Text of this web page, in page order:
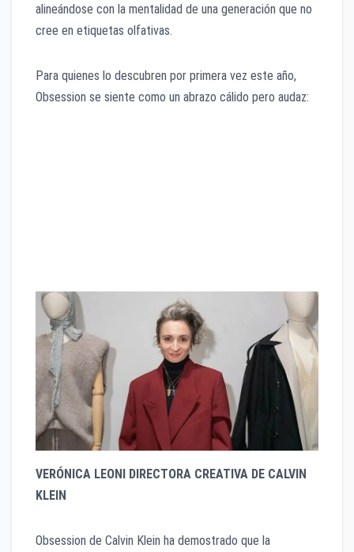
alineándose con la mentalidad de una generación que no
cree en etiquetas olfativas.
Para quienes lo descubren por primera vez este año,
Obsession se siente como un abrazo cálido pero audaz:
VERÓNICA LEONI DIRECTORA CREATIVA DE CALVIN
KLEIN
Obsession de Calvin Klein ha demostrado que la